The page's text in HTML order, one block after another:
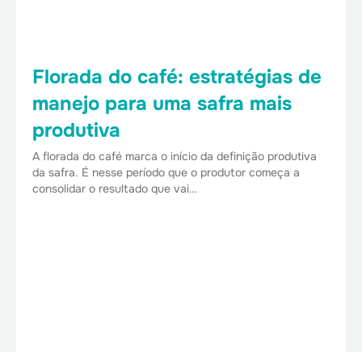
Florada do café: estratégias de
manejo para uma safra mais
produtiva
A florada do café marca o início da definição produtiva
da safra. É nesse período que o produtor começa a
consolidar o resultado que vai…